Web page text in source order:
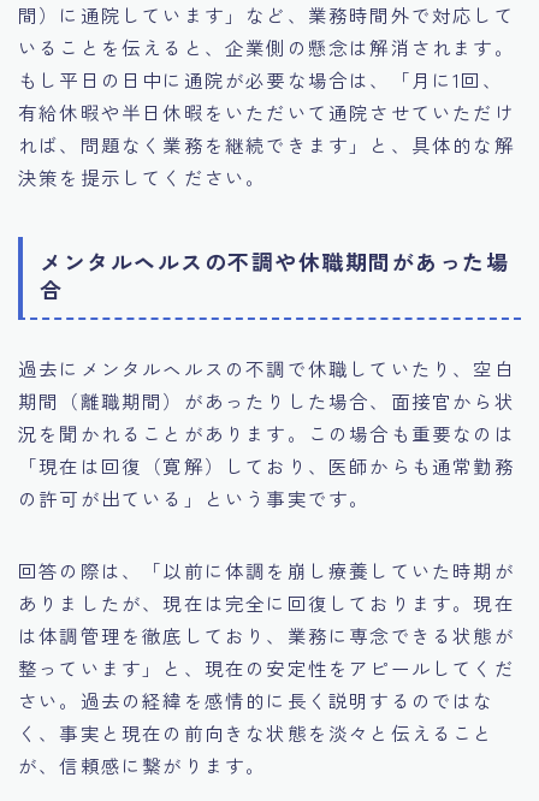
間）に通院しています」など、業務時間外で対応して
いることを伝えると、企業側の懸念は解消されます。
もし平日の日中に通院が必要な場合は、「月に1回、
有給休暇や半日休暇をいただいて通院させていただけ
れば、問題なく業務を継続できます」と、具体的な解
決策を提示してください。
メンタルヘルスの不調や休職期間があった場
合
過去にメンタルヘルスの不調で休職していたり、空白
期間（離職期間）があったりした場合、面接官から状
況を聞かれることがあります。この場合も重要なのは
「現在は回復（寛解）しており、医師からも通常勤務
の許可が出ている」という事実です。
回答の際は、「以前に体調を崩し療養していた時期が
ありましたが、現在は完全に回復しております。現在
は体調管理を徹底しており、業務に専念できる状態が
整っています」と、現在の安定性をアピールしてくだ
さい。過去の経緯を感情的に長く説明するのではな
く、事実と現在の前向きな状態を淡々と伝えること
が、信頼感に繋がります。